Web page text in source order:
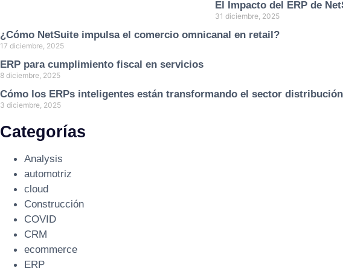
El Impacto del ERP de
31 diciembre, 2025
¿Cómo NetSuite impulsa el comercio omnicanal en retail?
17 diciembre, 2025
ERP para cumplimiento fiscal en servicios
8 diciembre, 2025
Cómo los ERPs inteligentes están transformando el sector
3 diciembre, 2025
Categorías
Analysis
automotriz
cloud
Construcción
COVID
CRM
ecommerce
ERP